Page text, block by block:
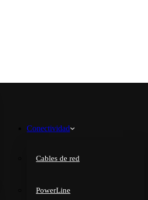
Conectividad
Cables de red
PowerLine